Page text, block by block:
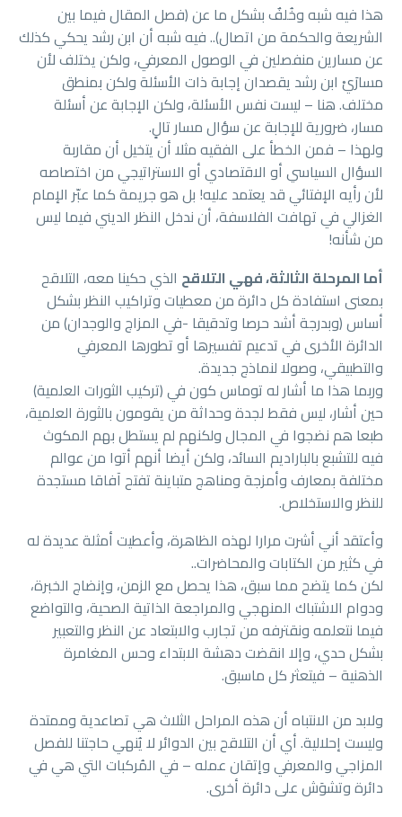
هذا فيه شبه وخُلفٌ بشكل ما عن (فصل المقال فيما بين
الشريعة والحكمة من اتصال).. فيه شبه أن ابن رشد يحكي كذلك
عن مسارين منفصلين في الوصول المعرفي، ولكن يختلف لأن
مسارَيْ ابن رشد يقصدان إجابة ذات الأسئلة ولكن بمنطق
مختلف. هنا – ليست نفس الأسئلة، ولكن الإجابة عن أسئلة
مسار، ضرورية للإجابة عن سؤال مسار تالٍ.
ولهذا – فمن الخطأ على الفقيه مثلا أن يتخيل أن مقاربة
السؤال السياسي أو الاقتصادي أو الاستراتيجي من اختصاصه
لأن رأيه الإفتائي قد يعتمد عليه! بل هو جريمة كما عبّر الإمام
الغزالي في تهافت الفلاسفة، أن ندخل النظر الديني فيما ليس
من شأنه!
أما المرحلة الثالثة، فهي التلاقح الذي حكينا معه، التلاقح
بمعنى استفادة كل دائرة من معطيات وتراكيب النظر بشكل
أساس (وبدرجة أشد حرصا وتدقيقا -في المزاج والوجدان) من
الدائرة الأخرى في تدعيم تفسيرها أو تطورها المعرفي
والتطبيقي، وصولا لنماذج جديدة.
وربما هذا ما أشار له توماس كون في (تركيب الثورات العلمية)
حين أشار، ليس فقط لجدة وحداثة من يقومون بالثورة العلمية،
طبعا هم نضجوا في المجال ولكنهم لم يستطل بهم المكوث
فيه للتشبع بالباراديم السائد، ولكن أيضا أنهم أتوا من عوالم
مختلفة بمعارف وأمزجة ومناهج متباينة تفتح آفاقا مستجدة
للنظر والاستخلاص.
وأعتقد أني أشرت مرارا لهذه الظاهرة، وأعطيت أمثلة عديدة له
في كثير من الكتابات والمحاضرات..
لكن كما يتضح مما سبق، هذا يحصل مع الزمن، وإنضاج الخبرة،
ودوام الاشتباك المنهجي والمراجعة الذاتية الصحية، والتواضع
فيما نتعلمه ونقترفه من تجارب والابتعاد عن النظر والتعبير
بشكل حدي، وإلا انقضت دهشة الابتداء وحس المغامرة
الذهنية – فيتعثر كل ماسبق.
ولابد من الانتباه أن هذه المراحل الثلاث هي تصاعدية وممتدة
وليست إحلالية. أي أن التلاقح بين الدوائر لا يُنهي حاجتنا للفصل
المزاجي والمعرفي وإتقان عمله – في المُركبات التي هي في
دائرة وتشوَش على دائرة أخرى.